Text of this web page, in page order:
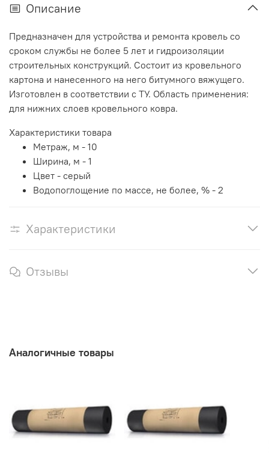
Описание
Предназначен для устройства и ремонта кровель со
сроком службы не более 5 лет и гидроизоляции
строительных конструкций. Состоит из кровельного
картона и нанесенного на него битумного вяжущего.
Изготовлен в соответствии с ТУ. Область применения:
для нижних слоев кровельного ковра.
Характеристики товара
Метраж, м - 10
Ширина, м - 1
Цвет - серый
Водопоглощение по массе, не более, % - 2
Характеристики
Отзывы
Аналогичные товары